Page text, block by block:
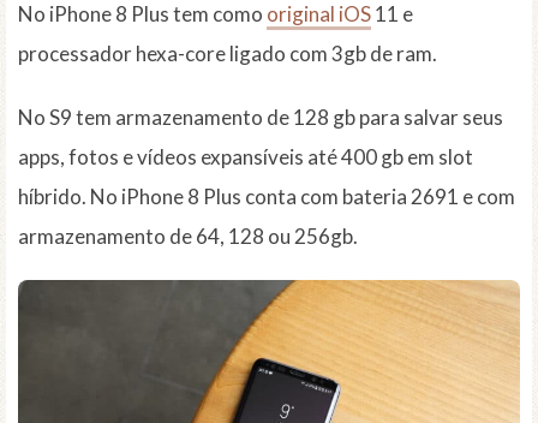
No iPhone 8 Plus tem como original iOS11 e
processador hexa-core ligado com 3gb de ram.
No S9 tem armazenamento de 128 gb para salvar seus
apps, fotos e vídeos expansíveis até 400 gb em slot
híbrido. No iPhone 8 Plus conta com bateria 2691 e com
armazenamento de 64, 128 ou 256gb.